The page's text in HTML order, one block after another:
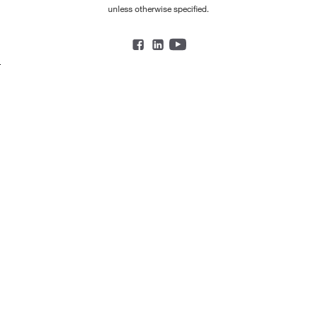
unless otherwise specified.